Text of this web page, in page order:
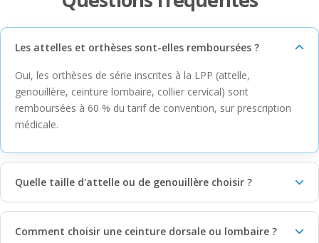
Les attelles et orthèses sont-elles remboursées ?
Oui, les orthèses de série inscrites à la LPP (attelle,
genouillère, ceinture lombaire, collier cervical) sont
remboursées à 60 % du tarif de convention, sur prescription
médicale.
Quelle taille d'attelle ou de genouillère choisir ?
Comment choisir une ceinture dorsale ou lombaire ?